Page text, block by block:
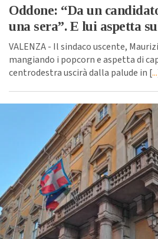
Oddone: “Da un
una sera”. E lui aspetta
VALENZA - Il sindaco uscente,
mangiando i popcorn e aspetta di
centrodestra uscirà dalla palude in [...